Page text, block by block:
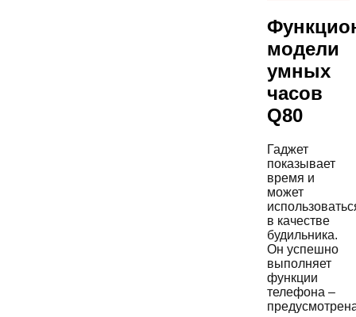
модели
умных
часов
Q80
Гаджет
показывает
время и
может
в качестве
будильника.
Он успешно
выполняет
функции
телефона –